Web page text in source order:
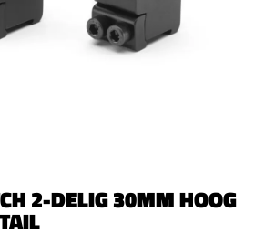
2-DELIG 30MM HOOG